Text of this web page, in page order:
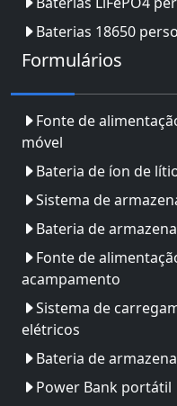
Baterias 18650
Formulários
Fonte de
móvel
Bateria de íon de
Sistema de
Bateria de
Fonte de
acampamento
Sistema de
elétricos
Bateria de
Power Bank portátil